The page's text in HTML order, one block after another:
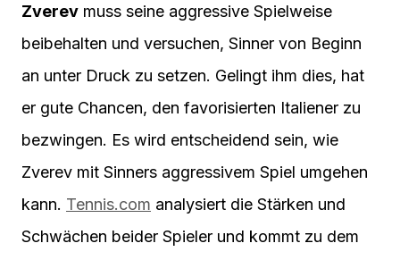
Zverev muss seine aggressive Spielweise
beibehalten und versuchen, Sinner von Beginn
an unter Druck zu setzen. Gelingt ihm dies, hat
er gute Chancen, den favorisierten Italiener zu
bezwingen. Es wird entscheidend sein, wie
Zverev mit Sinners aggressivem Spiel umgehen
kann. Tennis.com analysiert die Stärken und
Schwächen beider Spieler und kommt zu dem